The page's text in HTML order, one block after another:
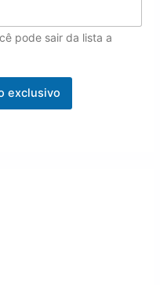
pode sair da lista a
exclusivo